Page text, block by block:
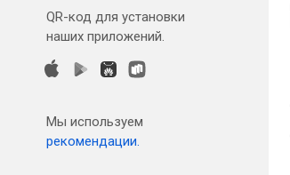
QR-код для установки
наших приложений.
Мы используем
рекомендации.